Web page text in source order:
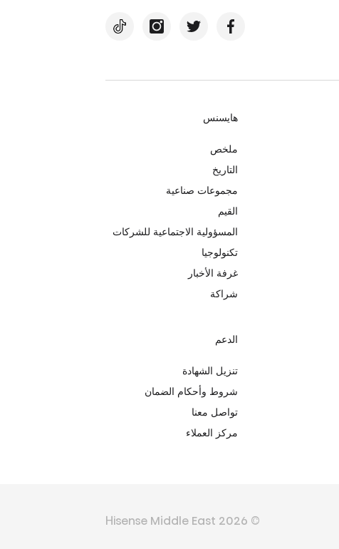
هايسنس
ملخص
التاريخ
مجموعات صناعية
القيم
المسؤولية الاجتماعية للشركات
تكنولوجيا
غرفة الأخبار
شراكة
الدعم
تنزيل الشهادة
شروط وأحكام الضمان
تواصل معنا
مركز العملاء
© Hisense Middle East 2026